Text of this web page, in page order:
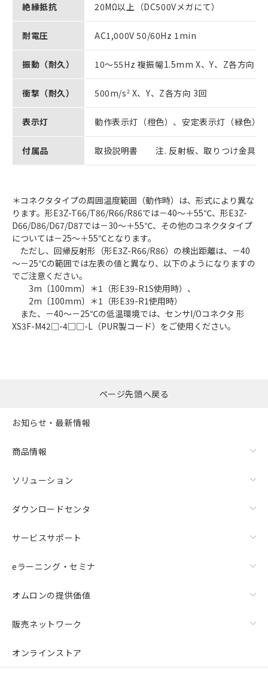
絶縁抵抗 20MΩ以上（DC500Vメガにて）
耐電圧 AC1,000V 50/60Hz 1min
振動（耐久） 10～55Hz 複振幅1.5mm X、Y、Z各方向 2h
衝撃（耐久） 500m/s2 X、Y、Z各方向 3回
表示灯 動作表示灯（橙色）、安定表示灯（緑色）
付属品 取扱説明書 注. 反射板、取りつけ金具は
＊コネクタタイプの周囲温度範囲（動作時）は、形式により異な
ります。形E3Z-T66/T86/R66/R86では－40～＋55℃、形E3Z-
D66/D86/D67/D87では－30～＋55℃、その他のコネクタタイプ
については－25～＋55℃となります。
ただし、回帰反射形（形E3Z-R66/R86）の検出距離は、－40
～－25℃の範囲では左表の値と異なり、以下のようになりますの
でご注意ください。
3m〔100mm〕＊1（形E39-R1S使用時）、
2m〔100mm〕＊1（形E39-R1使用時）
また、－40～－25℃の低温環境では、センサI/Oコネクタ 形
XS3F-M42□-4□□-L（PUR製コード）をご使用ください。
ページ先頭へ戻る
お知らせ・最新情報
商品情報
ソリューション
ダウンロードセンタ
サービスサポート
eラーニング・セミナ
オムロンの提供価値
販売ネットワーク
オンラインストア